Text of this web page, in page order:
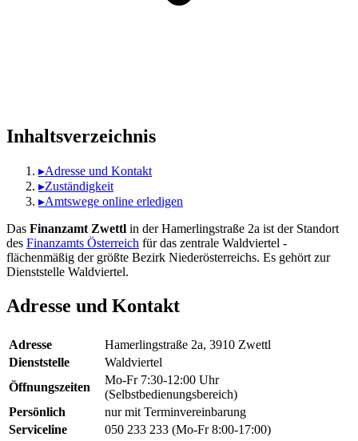
Inhaltsverzeichnis
▸Adresse und Kontakt
▸Zuständigkeit
▸Amtswege online erledigen
Das Finanzamt Zwettl in der Hamerlingstraße 2a ist der Standort
des Finanzamts Österreich für das zentrale Waldviertel -
flächenmäßig der größte Bezirk Niederösterreichs. Es gehört zur
Dienststelle Waldviertel.
Adresse und Kontakt
Adresse
Hamerlingstraße 2a, 3910 Zwettl
Dienststelle
Waldviertel
Öffnungszeiten
Mo-Fr 7:30-12:00 Uhr
(Selbstbedienungsbereich)
Persönlich
nur mit Terminvereinbarung
Serviceline
050 233 233 (Mo-Fr 8:00-17:00)